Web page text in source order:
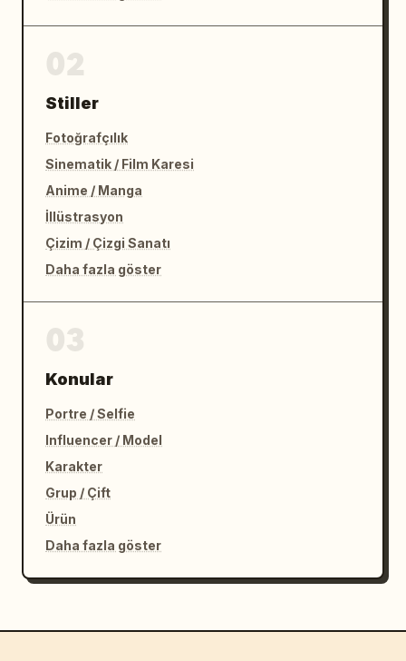
Stiller
Fotoğrafçılık
Sinematik / Film Karesi
Anime / Manga
İllüstrasyon
Çizim / Çizgi Sanatı
Daha fazla göster
Konular
Portre / Selfie
Influencer / Model
Karakter
Grup / Çift
Ürün
Daha fazla göster